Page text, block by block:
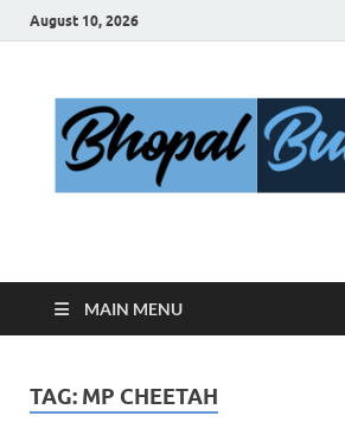
August 10, 2026
Bhopal
MAIN MENU
TAG: MP CHEETAH